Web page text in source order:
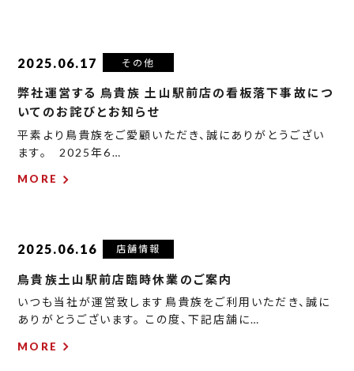
2025.06.17 その他
弊社運営する 鳥貴族 土山駅前店の看板落下事故につ
いてのお詫びとお知らせ
平素より鳥貴族をご愛顧いただき、誠にありがとうござい
ます。 2025年6…
MORE
2025.06.16 店舗情報
鳥貴族土山駅前店臨時休業のご案内
いつも当社が運営致します鳥貴族をご利用いただき、誠に
ありがとうございます。 この度、下記店舗に…
MORE